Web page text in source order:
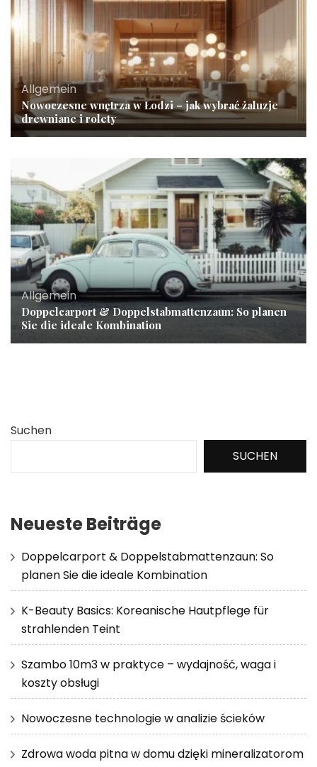
Allgemein
Nowoczesne wnętrza w Łodzi – jak wybrać żaluzje
drewniane i rolety
Allgemein
Doppelcarport & Doppelstabmattenzaun: So planen
Sie die ideale Kombination
Suchen
SUCHEN
Neueste Beiträge
Doppelcarport & Doppelstabmattenzaun: So
planen Sie die ideale Kombination
K-Beauty Basics: Koreanische Hautpflege für
strahlenden Teint
Szambo 10m3 w praktyce – wydajność, waga i
koszty obsługi
Nowoczesne technologie w analizie ścieków
Zdrowa woda pitna w domu dzięki mineralizatorom